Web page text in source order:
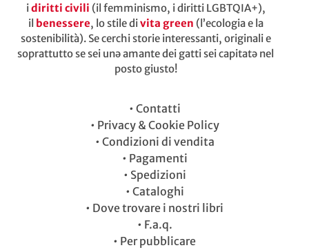
idiritti civili (il femminismo, i diritti LGBTQIA+),
il benessere, lo stile divita green (l’ecologia e la
sostenibilità). Se cerchi storie interessanti, originali e
soprattutto se sei unə amante dei gatti sei capitatə nel
posto giusto!
• Contatti
• Privacy & Cookie Policy
• Condizioni di vendita
• Pagamenti
• Spedizioni
• Cataloghi
• Dove trovare i nostri libri
• F.a.q.
• Per pubblicare